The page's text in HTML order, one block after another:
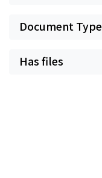
Document Type
Has files